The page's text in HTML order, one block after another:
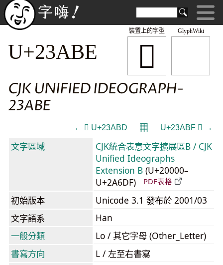
GlyphWiki
𣪾
裝置上的字型
U+23ABE
CJK UNIFIED IDEOGRAPH-
23ABE
← 𣪽 U+23ABD 𝄜 U+23ABF 𣪿 →
文字區域
CJK統合表意文字擴展區B / CJK
Unified Ideographs
Extension B (U+20000–
U+2A6DF)
PDF表格
初始版本
Unicode 3.1 發布於 2001/03
文字語系
Han
一般分類
Lo / 其它字母 (Other_Letter)
書寫方向
L / 左至右書寫